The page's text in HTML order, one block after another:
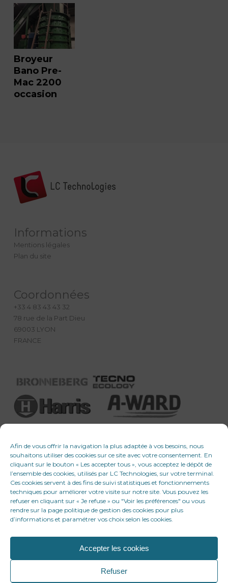
Afin de vous offrir la navigation la plus adaptée à vos besoins, nous
souhaitons utiliser des cookies sur ce site avec votre consentement. En
cliquant sur le bouton « Les accepter tous », vous acceptez le dépôt de
l’ensemble des cookies, utilisés par LC Technologies, sur votre terminal.
Ces cookies servent à des fins de suivi statistiques et fonctionnements
techniques pour améliorer votre visite sur notre site. Vous pouvez les
refuser en cliquant sur « Je refuse » ou "Voir les préférences" ou vous
rendre sur la page politique de gestion des cookies pour plus
d’informations et paramétrer vos choix selon les cookies.
Accepter les cookies
Refuser
Broyeur
Bano Pre-
Mac 2200
occasion
Informations
Mentions légales
Plan du site
Coordonnées
+33 4 83 43 43 32
78 rue de la Part Dieu
69003 LYON
FRANCE